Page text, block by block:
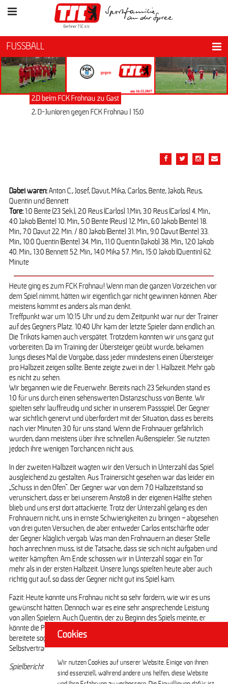
FUSSBALL
2.D beim FCK Frohnau zu Gast
2. D-Junioren gegen FCK Frohnau | 15:0
Dabei waren:Anton C., Josef, Davut, Mika, Carlos, Bente, Jakob, Reus,
Quentin und Bennett
Tore:1:0 Bente (23 Sek.), 2:0 Reus (Carlos) 1.Min, 3:0 Reus (Carlos) 4. Min.,
4:0 Jakob (Bente) 10. Min., 5:0 Bente (Reus) 12. Min., 6:0 Jakob (Bente) 18.
Min., 7:0 Davut 22. Min. / 8:0 Jakob (Bente) 31. Min., 9:0 Davut (Bente) 33.
Min., 10:0 Quentin (Bente) 34. Min., 11:0 Quentin (Jakob) 38. Min., 12:0 Jakob
40. Min., 13:0 Bennett 52. Min., 14:0 Mika 57. Min., 15:0 Jakob (Quentin) 62.
Minute
Heute ging es zum FCK Frohnau! Wenn man die ganzen Vorzeichen vor
dem Spiel nimmt, hätten wir eigentlich gar nicht gewinnen können. Aber
meistens kommt es anders als man denkt.
Treffpunkt war um 10:15 Uhr und zu dem Zeitpunkt war nur der Trainer
auf des Gegners Platz. 10:40 Uhr kam der letzte Spieler dann endlich an.
Die Trikots kamen auch verspätet. Trotzdem konnten wir uns ganz gut
vorbereiten. Da im Training der Übersteiger geübt wurde, bekamen
Jungs dieses Mal die Vorgabe, dass jeder mindestens einen Übersteiger
pro Halbzeit zeigen sollte. Bente zeigte zwei in der 1. Halbzeit. Mehr gab
es nicht zu sehen.
Wir begannen wie die Feuerwehr. Bereits nach 23 Sekunden stand es
1:0 für uns durch einen sehenswerten Distanzschuss von Bente. Wir
spielten sehr lauffreudig und sicher in unserem Passspiel. Der Gegner
war sichtlich genervt und überfordert mit der Situation, dass es bereits
nach vier Minuten 3:0 für uns stand. Wenn die Frohnauer gefährlich
wurden, dann meistens über ihre schnellen Außenspieler. Sie nutzten
jedoch ihre wenigen Torchancen nicht aus.
In der zweiten Halbzeit wagten wir den Versuch in Unterzahl das Spiel
ausgleichend zu gestalten. Aus Trainersicht gesehen war das leider ein
„Schuss in den Ofen“. Der Gegner war von dem 7:0 Halbzeitstand so
verunsichert, dass er bei unserem Anstoß in der eigenen Hälfte stehen
blieb und uns erst dort attackierte. Trotz der Unterzahl gelang es den
Frohnauern nicht, uns in ernste Schwierigkeiten zu bringen – abgesehen
von drei guten Versuchen, die aber entweder Carlos entschärfte oder
der Gegner kläglich vergab. Was man den Frohnauern an dieser Stelle
hoch anrechnen muss, ist die Tatsache, dass sie sich nicht aufgaben und
weiter kämpften. Am Ende schossen wir in Unterzahl sogar ein Tor
mehr als in der ersten Halbzeit. Unsere Jungs spielten heute aber auch
richtig gut auf, so dass der Gegner nicht gut ins Spiel kam.
Fazit: Heute konnte uns Frohnau nicht so sehr fordern, wie wir es uns
gewünscht hätten. Dennoch war es eine sehr ansprechende Leistung
von allen Spielern. Auch Quentin, der zu Beginn des Spiels meinte, er
könnte die Position des Stürmers nicht spielen, erzielte zwei Tore und
bereitete sogar eines vor. Das zeigt wieder: mit ein bisschen Übung und
Selbstvertrauen gelingt nicht immer alles, aber viel.
Spielbericht Daniel G.
Cookies
Wir nutzen Cookies auf unserer Website. Einige von ihnen
sind essenziell, während andere uns helfen, diese Website